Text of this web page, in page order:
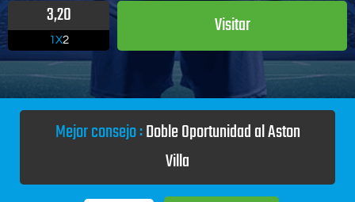
3,20
1X2
Visitar
Mejor consejo :Doble Oportunidad al Aston
Villa